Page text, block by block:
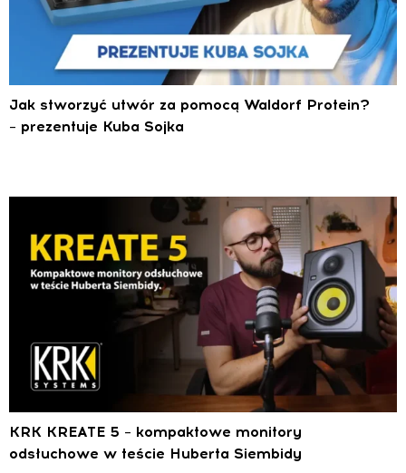
Jak stworzyć utwór za pomocą Waldorf Protein?
– prezentuje Kuba Sojka
KRK KREATE 5 – kompaktowe monitory
odsłuchowe w teście Huberta Siembidy